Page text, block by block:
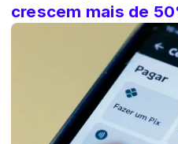
crescem mais de